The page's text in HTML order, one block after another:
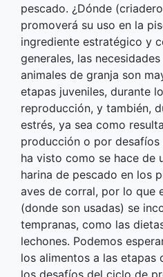
pescado. ¿Dónde
promoverá su uso en la
ingrediente estratégico y
generales, las
animales de granja son
etapas juveniles, durante
reproducción, y también,
estrés, ya sea como
producción o por desafíos
ha visto como se hace de
harina de pescado en los
aves de corral, por lo que
(donde son usadas) se
tempranas, como las
lechones. Podemos
los alimentos a las etapas